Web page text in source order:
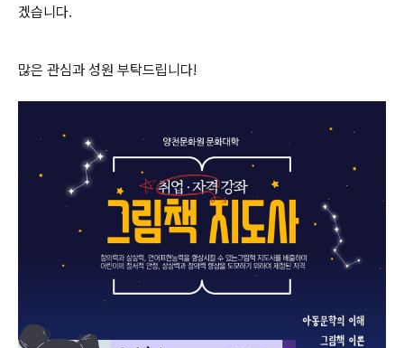
겠습니다.
많은 관심과 성원 부탁드립니다!